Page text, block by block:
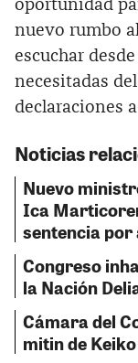
oportunidad
nuevo rumbo
escuchar
necesitadas
declaraciones
Noticias
Nuevo
Ica
sentencia por
Congreso
la Nación
Cámara del
mitin de